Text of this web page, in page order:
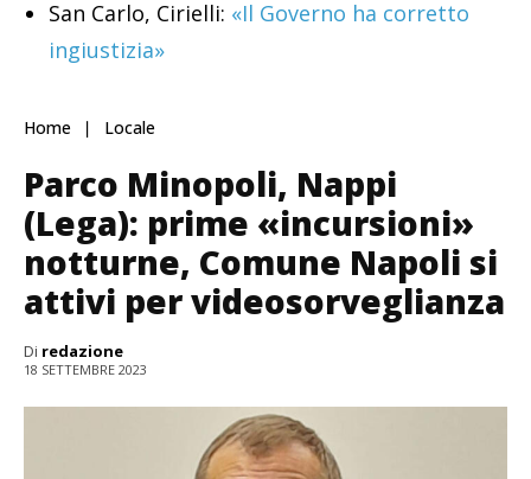
San Carlo, Cirielli: «Il Governo ha corretto
ingiustizia»
Home Locale
Parco Minopoli, Nappi
(Lega): prime «incursioni»
notturne, Comune Napoli si
attivi per videosorveglianza
Di redazione
18 SETTEMBRE 2023